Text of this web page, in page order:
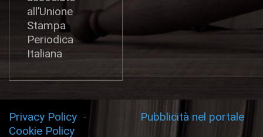
all’Unione
Stampa
Periodica
Italiana
Privacy Policy -
Cookie Policy
Pubblicità nel portale